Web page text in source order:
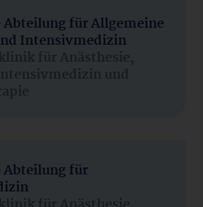
für Allgemeine
Intensivmedizin
für Anästhesie,
und
Abteilung für